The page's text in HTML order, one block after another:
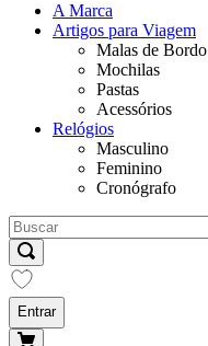
A Marca
Artigos para Viagem
Malas de Bordo
Mochilas
Pastas
Acessórios
Relógios
Masculino
Feminino
Cronógrafo
Entrar